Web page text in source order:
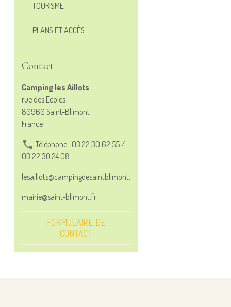
TOURISME
PLANS ET ACCÈS
Contact
Camping les Aillots
rue des Ecoles
80960 Saint-Blimont
France
Téléphone : 03 22 30 62 55 /
03 22 30 24 08
lesaillots@campingdesaintblimont.com
mairie@saint-blimont.fr
FORMULAIRE DE
CONTACT